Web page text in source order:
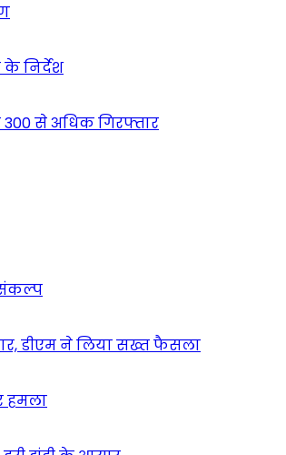
के निर्देश
से अधिक गिरफ्तार
संकल्प
डीएम ने लिया सख्त फैसला
हमला